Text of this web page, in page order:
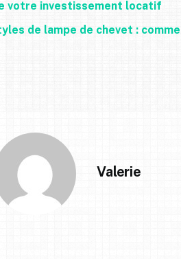
votre investissement locatif
de lampe de chevet :
Valerie